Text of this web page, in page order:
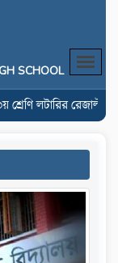
SCHOOL
লটারির রেজাল্ট